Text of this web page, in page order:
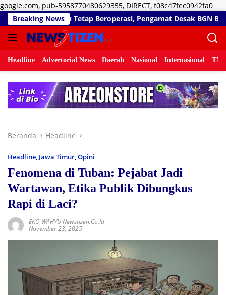
google.com, pub-5958770480629355, DIRECT, f08c47fec0942fa0
ke
Breaking News
Pengamat Desak BGN Bertindak Tegas Di Saat
Headline Advertorial News Daerah Nasional Internasional
Beranda Headline
Headline, Jawa Timur,Opini
Fenomena di Tuban: Pejabat Jadi
Wartawan, Etika Publik Dibungkus
Rapi di Laci?
EKO WAHYU Newstizen.co.id
November 23, 2025